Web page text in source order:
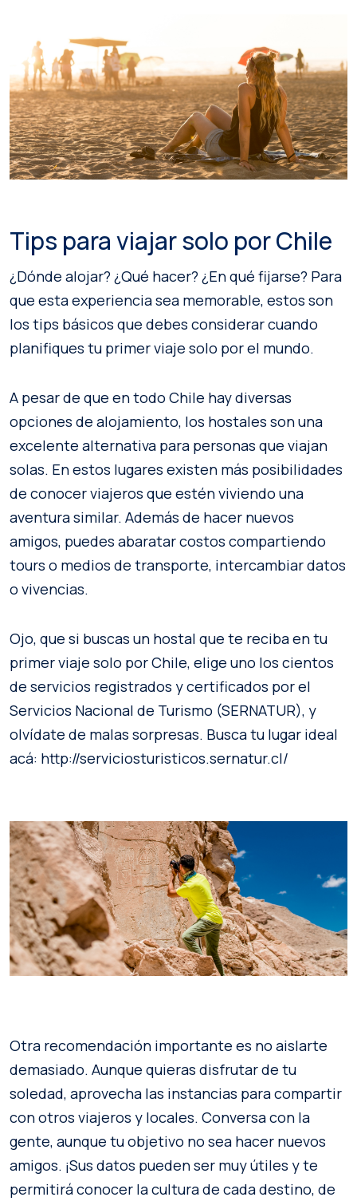
Tips para viajar solo por Chile
¿Dónde alojar? ¿Qué hacer? ¿En qué fijarse? Para
que esta experiencia sea memorable, estos son
los tips básicos que debes considerar cuando
planifiques tu primer viaje solo por el mundo.
A pesar de que en todo Chile hay diversas
opciones de alojamiento, los hostales son una
excelente alternativa para personas que viajan
solas. En estos lugares existen más posibilidades
de conocer viajeros que estén viviendo una
aventura similar. Además de hacer nuevos
amigos, puedes abaratar costos compartiendo
tours o medios de transporte, intercambiar datos
o vivencias.
Ojo, que si buscas un hostal que te reciba en tu
primer viaje solo por Chile, elige uno los cientos
de servicios registrados y certificados por el
Servicios Nacional de Turismo (SERNATUR), y
olvídate de malas sorpresas. Busca tu lugar ideal
acá: http://serviciosturisticos.sernatur.cl/
Otra recomendación importante es no aislarte
demasiado. Aunque quieras disfrutar de tu
soledad, aprovecha las instancias para compartir
con otros viajeros y locales. Conversa con la
gente, aunque tu objetivo no sea hacer nuevos
amigos. ¡Sus datos pueden ser muy útiles y te
permitirá conocer la cultura de cada destino, de